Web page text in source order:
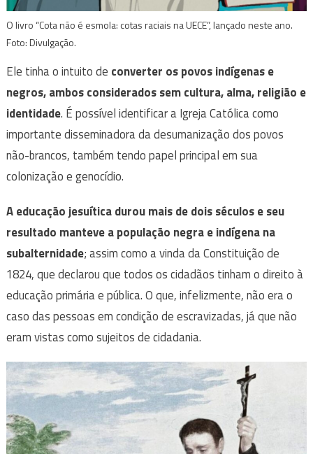
O livro “Cota não é esmola: cotas raciais na UECE”, lançado neste ano.
Foto: Divulgação.
Ele tinha o intuito de converter os povos indígenas e
negros, ambos considerados sem cultura, alma, religião e
identidade. É possível identificar a Igreja Católica como
importante disseminadora da desumanização dos povos
não-brancos, também tendo papel principal em sua
colonização e genocídio.
A educação jesuítica durou mais de dois séculos e seu
resultado manteve a população negra e indígena na
subalternidade; assim como a vinda da Constituição de
1824, que declarou que todos os cidadãos tinham o direito à
educação primária e pública. O que, infelizmente, não era o
caso das pessoas em condição de escravizadas, já que não
eram vistas como sujeitos de cidadania.